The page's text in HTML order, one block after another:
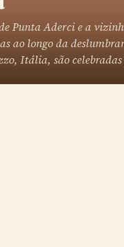
Punta Aderci e a
ao longo da
Itália, são